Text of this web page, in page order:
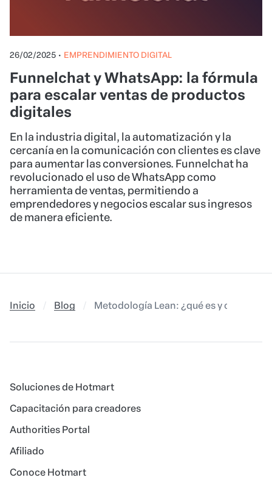
26/02/2025 • EMPRENDIMIENTO DIGITAL
Funnelchat y WhatsApp: la fórmula
para escalar ventas de productos
digitales
En la industria digital, la automatización y la
cercanía en la comunicación con clientes es clave
para aumentar las conversiones. Funnelchat ha
revolucionado el uso de WhatsApp como
herramienta de ventas, permitiendo a
emprendedores y negocios escalar sus ingresos
de manera eficiente.
Inicio Blog Metodología Lean: ¿qué es y cómo
Soluciones de Hotmart
Capacitación para creadores
Authorities Portal
Afiliado
Conoce Hotmart